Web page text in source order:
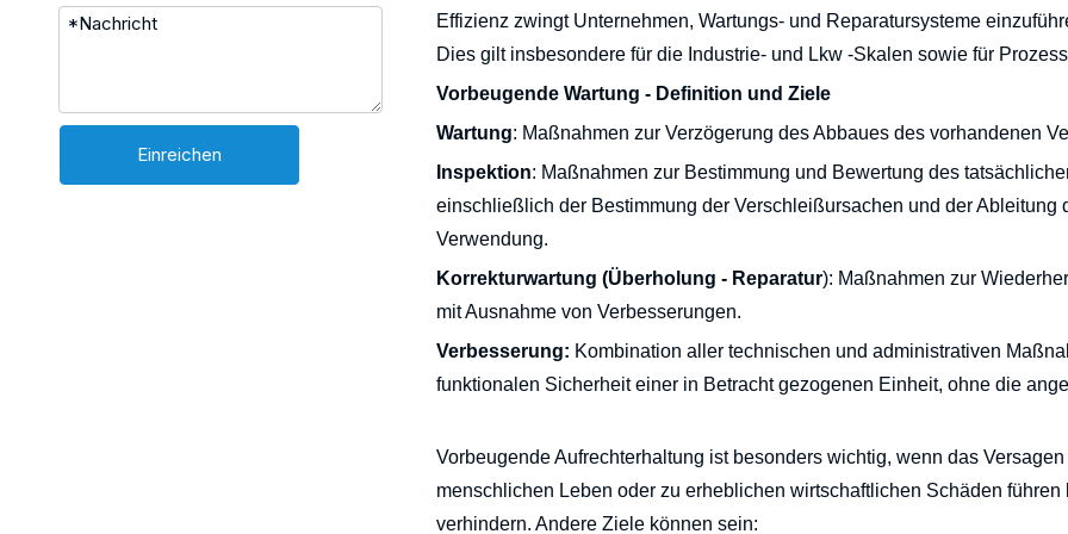
Einreichen
Effizienz zwingt Unternehmen, Wartungs- und Reparatursysteme
Dies gilt insbesondere für die Industrie- und Lkw -Skalen sowie für
Vorbeugende Wartung - Definition und Ziele
Wartung: Maßnahmen zur Verzögerung des Abbaues des vorhandenen
Inspektion: Maßnahmen zur Bestimmung und Bewertung des
einschließlich der Bestimmung der Verschleißursachen und der
Verwendung.
Korrekturwartung (Überholung - Reparatur): Maßnahmen zur
mit Ausnahme von Verbesserungen.
Verbesserung: Kombination aller technischen und administrativen
funktionalen Sicherheit einer in Betracht gezogenen Einheit, ohne die
Vorbeugende Aufrechterhaltung ist besonders wichtig, wenn das
menschlichen Leben oder zu erheblichen wirtschaftlichen Schäden
verhindern. Andere Ziele können sein: